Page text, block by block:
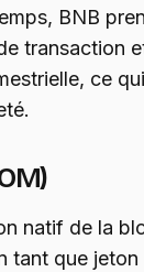
BNB
transaction
ce
natif de la
tant que jeton